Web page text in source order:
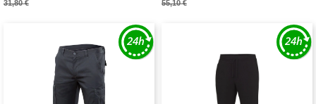
31,80 € 55,10 €